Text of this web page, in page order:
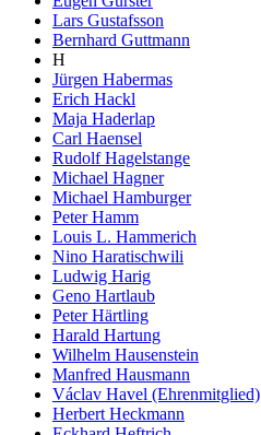
Lars Gustafsson
Bernhard Guttmann
H
Jürgen Habermas
Erich Hackl
Maja Haderlap
Carl Haensel
Rudolf Hagelstange
Michael Hagner
Michael Hamburger
Peter Hamm
Louis L. Hammerich
Nino Haratischwili
Ludwig Harig
Geno Hartlaub
Peter Härtling
Harald Hartung
Wilhelm Hausenstein
Manfred Hausmann
Václav Havel (Ehrenmitglied)
Herbert Heckmann